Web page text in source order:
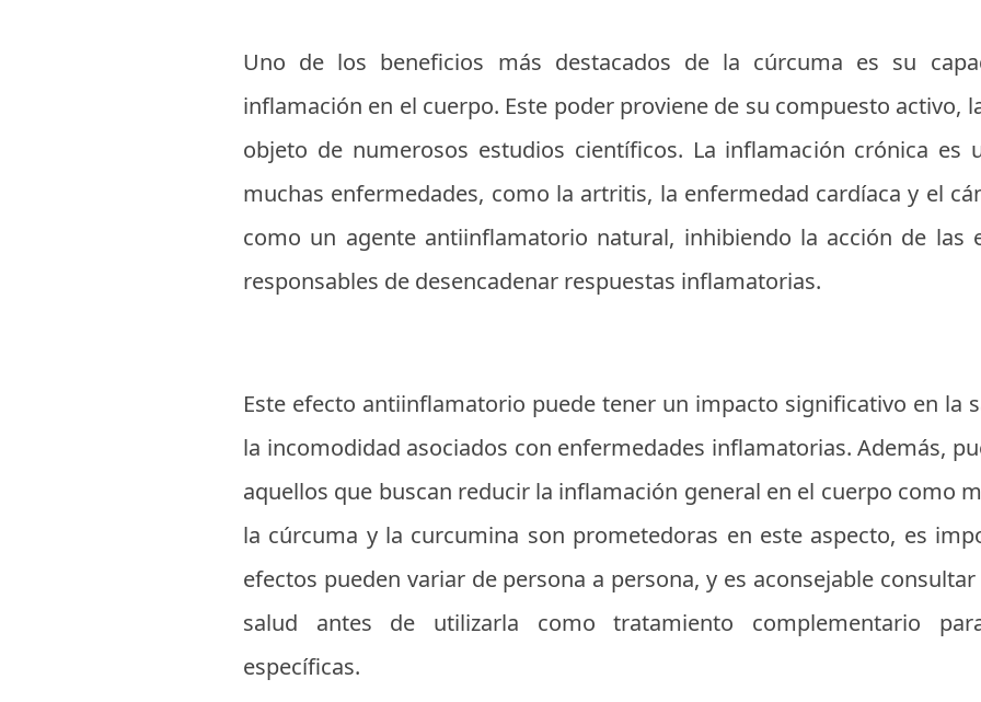
Uno de los beneficios más destacados de la cúrcuma es su
inflamación en el cuerpo. Este poder proviene de su compuesto activo,
objeto de numerosos estudios científicos. La inflamación crónica es
muchas enfermedades, como la artritis, la enfermedad cardíaca y el
como un agente antiinflamatorio natural, inhibiendo la acción de las
responsables de desencadenar respuestas inflamatorias.
Este efecto antiinflamatorio puede tener un impacto significativo en la
la incomodidad asociados con enfermedades inflamatorias. Además,
aquellos que buscan reducir la inflamación general en el cuerpo como
la cúrcuma y la curcumina son prometedoras en este aspecto, es
efectos pueden variar de persona a persona, y es aconsejable
salud antes de utilizarla como tratamiento complementario
específicas.